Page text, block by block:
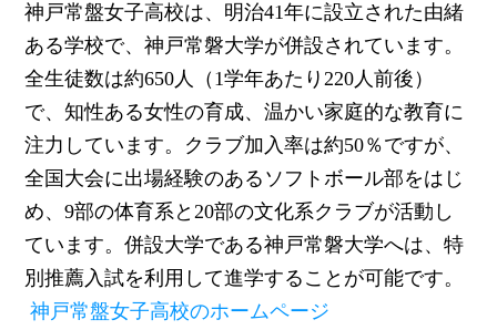
神戸常盤女子高校は、明治41年に設立された由緒
ある学校で、神戸常磐大学が併設されています。
全生徒数は約650人（1学年あたり220人前後）
で、知性ある女性の育成、温かい家庭的な教育に
注力しています。クラブ加入率は約50％ですが、
全国大会に出場経験のあるソフトボール部をはじ
め、9部の体育系と20部の文化系クラブが活動し
ています。併設大学である神戸常磐大学へは、特
別推薦入試を利用して進学することが可能です。
神戸常盤女子高校のホームページ